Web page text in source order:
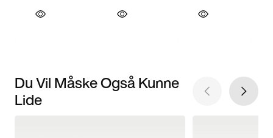
Du Vil Måske Også Kunne
Lide